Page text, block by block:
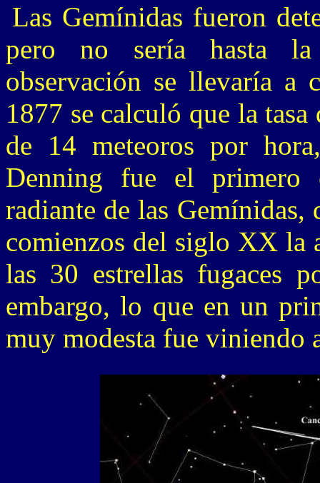
Las Gemínidas fueron
pero no sería hasta la
observación se llevaría a
1877 se calculó que la
de 14 meteoros por
Denning fue el primero
radiante de las
comienzos del siglo XX la
las 30 estrellas fugaces
embargo, lo que en un
muy modesta fue viniendo